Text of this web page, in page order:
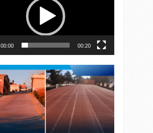
00:00 00:20